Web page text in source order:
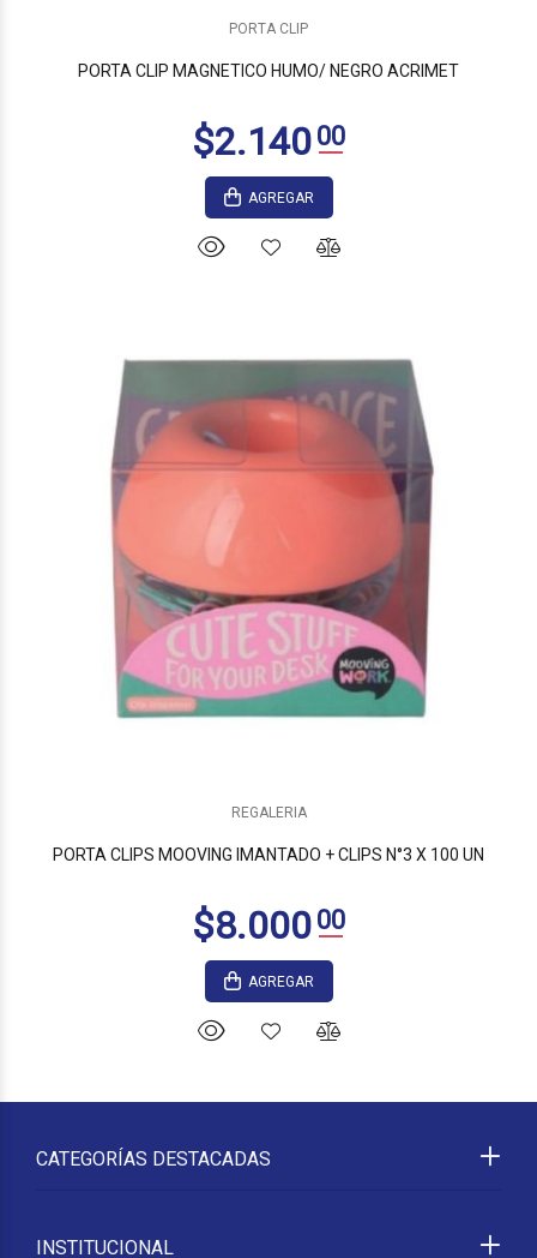
PORTA CLIP
PORTA CLIP MAGNETICO HUMO/ NEGRO ACRIMET
AGREGAR
REGALERIA
PORTA CLIPS MOOVING IMANTADO + CLIPS N°3 X 100 UN
AGREGAR
CATEGORÍAS DESTACADAS
INSTITUCIONAL